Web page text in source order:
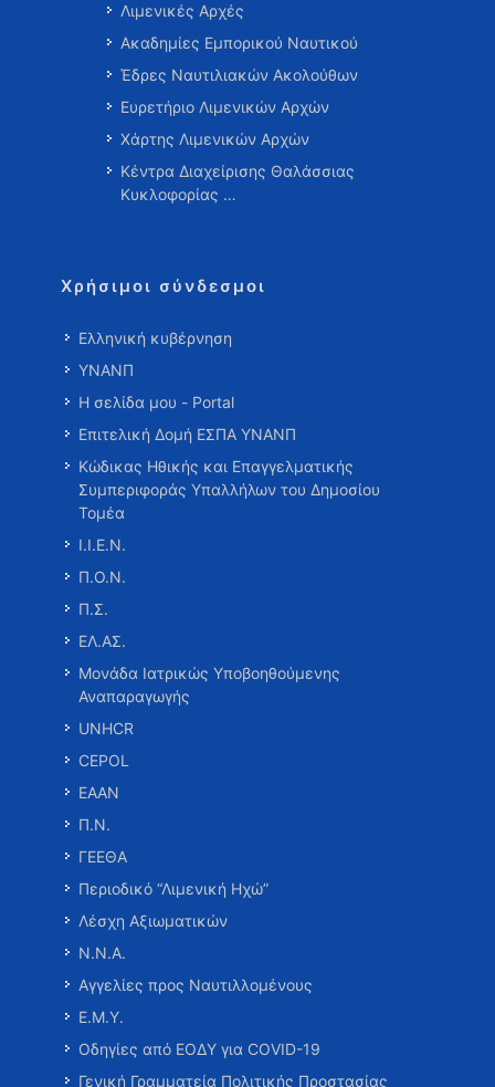
Λιμενικές Αρχές
Ακαδημίες Εμπορικού Ναυτικού
Έδρες Ναυτιλιακών Ακολούθων
Ευρετήριο Λιμενικών Αρχών
Χάρτης Λιμενικών Αρχών
Κέντρα Διαχείρισης Θαλάσσιας
Κυκλοφορίας …
Χρήσιμοι σύνδεσμοι
Ελληνική κυβέρνηση
ΥΝΑΝΠ
Η σελίδα μου - Portal
Επιτελική Δομή ΕΣΠΑ ΥΝΑΝΠ
Κώδικας Ηθικής και Επαγγελματικής
Συμπεριφοράς Υπαλλήλων του Δημοσίου
Τομέα
Ι.Ι.Ε.Ν.
Π.Ο.Ν.
Π.Σ.
ΕΛ.ΑΣ.
Μονάδα Ιατρικώς Υποβοηθούμενης
Αναπαραγωγής
UNHCR
CEPOL
ΕΑΑΝ
Π.Ν.
ΓΕΕΘΑ
Περιοδικό “Λιμενική Ηχώ”
Λέσχη Αξιωματικών
Ν.Ν.Α.
Αγγελίες προς Ναυτιλλομένους
Ε.Μ.Υ.
Οδηγίες από ΕΟΔΥ για COVID-19
Γενική Γραμματεία Πολιτικής Προστασίας